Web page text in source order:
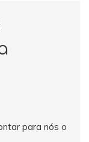
para nós o